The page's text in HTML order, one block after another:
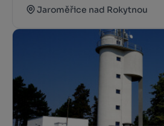
Jaroměřice nad Rokytnou